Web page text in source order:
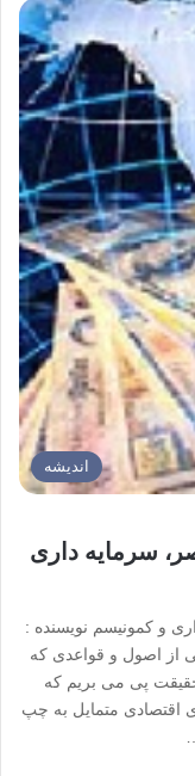
اندیشه
سرمایه داری
و کمونیسم نویسنده :
از اصول و قواعدی که
حقیقت پی می بریم که
اقتصادی متمایل به چپ